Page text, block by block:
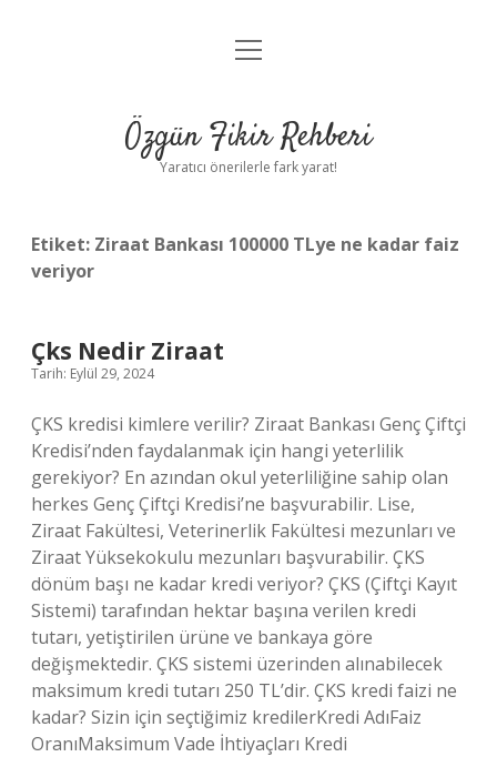
Gizlilik Politikası
Yasal Uyarı
menüyü
Özgün Fikir Rehberi
Yaratıcı önerilerle fark yarat!
Etiket: Ziraat Bankası 100000 TLye ne kadar faiz
veriyor
Çks Nedir Ziraat
Tarih: Eylül 29, 2024
ÇKS kredisi kimlere verilir? Ziraat Bankası Genç Çiftçi
Kredisi’nden faydalanmak için hangi yeterlilik
gerekiyor? En azından okul yeterliliğine sahip olan
herkes Genç Çiftçi Kredisi’ne başvurabilir. Lise,
Ziraat Fakültesi, Veterinerlik Fakültesi mezunları ve
Ziraat Yüksekokulu mezunları başvurabilir. ÇKS
dönüm başı ne kadar kredi veriyor? ÇKS (Çiftçi Kayıt
Sistemi) tarafından hektar başına verilen kredi
tutarı, yetiştirilen ürüne ve bankaya göre
değişmektedir. ÇKS sistemi üzerinden alınabilecek
maksimum kredi tutarı 250 TL’dir. ÇKS kredi faizi ne
kadar? Sizin için seçtiğimiz kredilerKredi AdıFaiz
OranıMaksimum Vade İhtiyaçları Kredi